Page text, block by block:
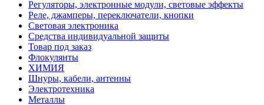
Регуляторы, электронные модули, световые эффекты
Реле, джамперы, переключатели, кнопки
Световая электроника
Средства индивидуальной защиты
Товар под заказ
Флокулянты
ХИМИЯ
Шнуры, кабели, антенны
Электротехника
Металлы